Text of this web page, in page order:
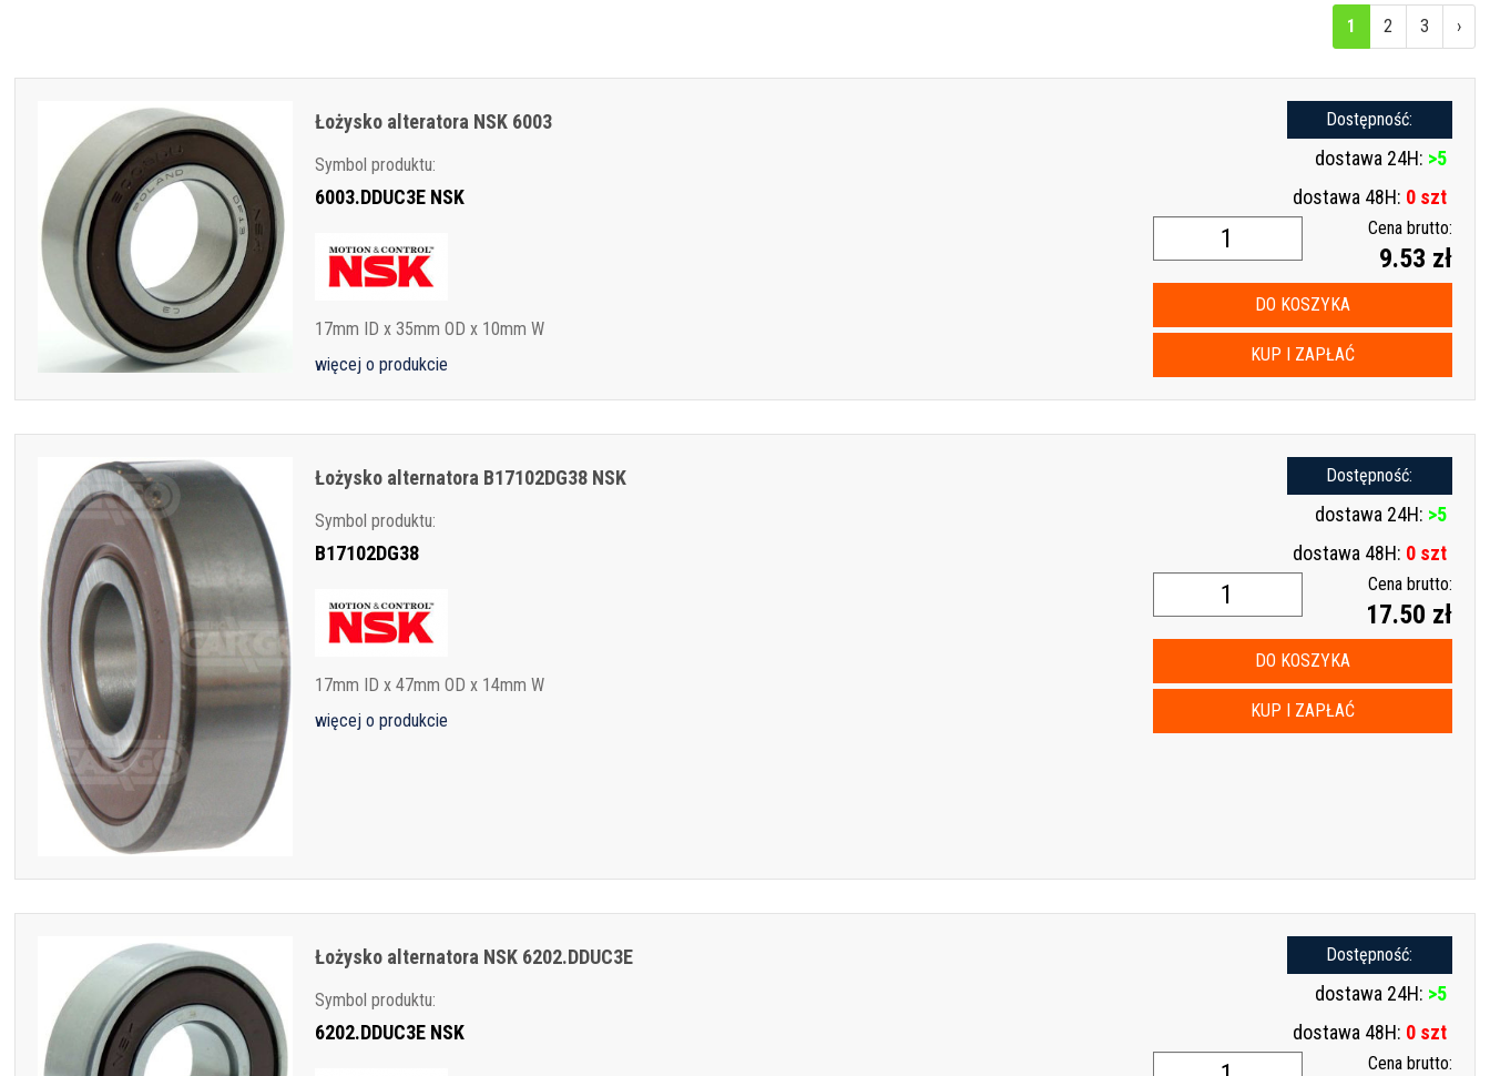
1 2 3 ›
Łożysko alteratora NSK 6003
Symbol produktu:
6003.DDUC3E NSK
17mm ID x 35mm OD x 10mm W
więcej o produkcie
Dostępność:
dostawa 24H: >5
dostawa 48H: 0 szt
Cena brutto:
9.53 zł
DO KOSZYKA
KUP I ZAPŁAĆ
Łożysko alternatora B17102DG38 NSK
Symbol produktu:
B17102DG38
17mm ID x 47mm OD x 14mm W
więcej o produkcie
Dostępność:
dostawa 24H: >5
dostawa 48H: 0 szt
Cena brutto:
17.50 zł
DO KOSZYKA
KUP I ZAPŁAĆ
Łożysko alternatora NSK 6202.DDUC3E
Symbol produktu:
6202.DDUC3E NSK
Dostępność:
dostawa 24H: >5
dostawa 48H: 0 szt
Cena brutto: